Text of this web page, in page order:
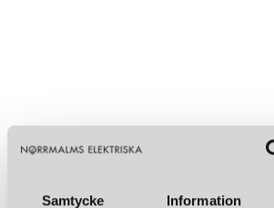
Samtycke Information